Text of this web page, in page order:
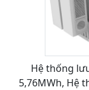
Hệ thống
5,76MWh, Hệ